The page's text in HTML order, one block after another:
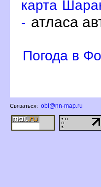
карта
- атласа
Погода в
Связаться: obl@nn-map.ru